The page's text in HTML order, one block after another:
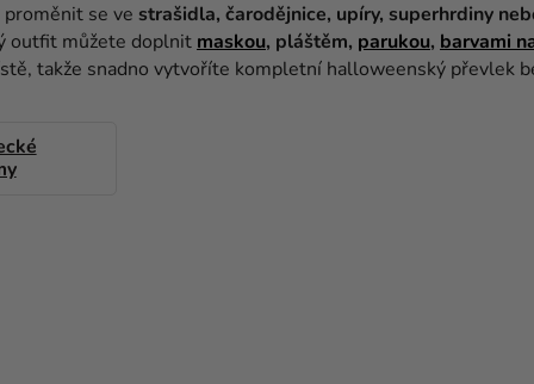
se ve strašidla, čarodějnice, upíry, superhrdiny
outfit můžete doplnit maskou, pláštěm, parukou, barvami
takže snadno vytvoříte kompletní halloweenský převlek